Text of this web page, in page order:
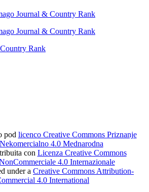
pod licenco Creative Commons Priznanje
4.0 Mednarodna
con Licenza Creative Commons
4.0 Internazionale
under a Creative Commons Attribution-
4.0 International